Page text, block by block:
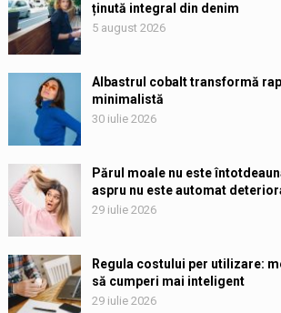
ținută integral din denim
5 august 2026
Albastrul cobalt transformă
minimalistă
30 iulie 2026
Părul moale nu este
aspru nu este automat
29 iulie 2026
Regula costului per utilizare:
să cumperi mai inteligent
29 iulie 2026